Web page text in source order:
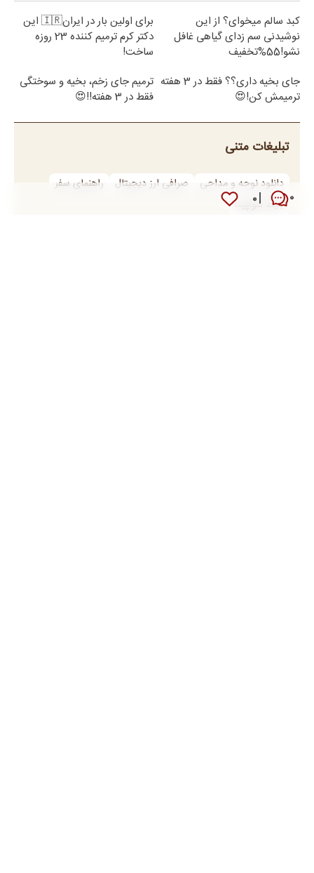
۰ ۰
کبد سالم میخوای؟ از این
نوشیدنی سم زدای گیاهی غافل
نشو!55%تخفیف
برای اولین بار در ایران🇮🇷 این
دکتر کرم ترمیم کننده 23 روزه
ساخت!
جای بخیه داری؟؟ فقط در 3 هفته
ترمیمش کن!😍
ترمیم جای زخم، بخیه و سوختگی
فقط در 3 هفته!!😍
تبلیغات متنی
دانلود نوحه و مداحی صرافی ارز دیجیتال
راهنمای سفر
بلیط هواپیما